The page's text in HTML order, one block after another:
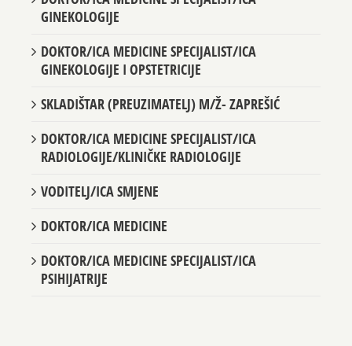
GINEKOLOGIJE
DOKTOR/ICA MEDICINE SPECIJALIST/ICA
GINEKOLOGIJE I OPSTETRICIJE
SKLADIŠTAR (PREUZIMATELJ) M/Ž- ZAPREŠIĆ
DOKTOR/ICA MEDICINE SPECIJALIST/ICA
RADIOLOGIJE/KLINIČKE RADIOLOGIJE
VODITELJ/ICA SMJENE
DOKTOR/ICA MEDICINE
DOKTOR/ICA MEDICINE SPECIJALIST/ICA
PSIHIJATRIJE